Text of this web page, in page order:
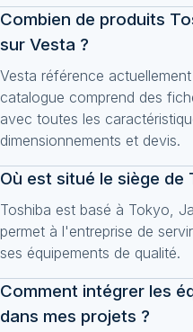
Combien de produits
sur Vesta ?
Vesta référence
catalogue comprend des
avec toutes les
dimensionnements et devis.
Où est situé le siège de
Toshiba est basé à Tokyo,
permet à l'entreprise de
ses équipements de qualité.
Comment intégrer les
dans mes projets ?